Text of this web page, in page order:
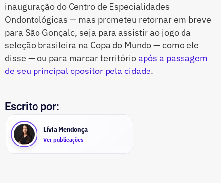
inauguração do Centro de Especialidades
Ondontológicas — mas prometeu retornar em breve
para São Gonçalo, seja para assistir ao jogo da
seleção brasileira na Copa do Mundo — como ele
disse — ou para marcar territórioapós a passagem
de seu principal opositor pela cidade.
Escrito por:
Lívia Mendonça
Ver publicações